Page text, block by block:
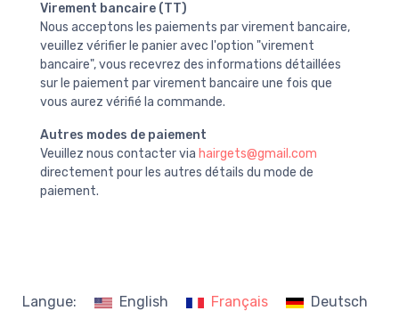
Virement bancaire (TT)
Nous acceptons les paiements par virement bancaire,
veuillez vérifier le panier avec l'option "virement
bancaire", vous recevrez des informations détaillées
sur le paiement par virement bancaire une fois que
vous aurez vérifié la commande.
Autres modes de paiement
Veuillez nous contacter via hairgets@gmail.com
directement pour les autres détails du mode de
paiement.
Langue: English Français
Deutsch